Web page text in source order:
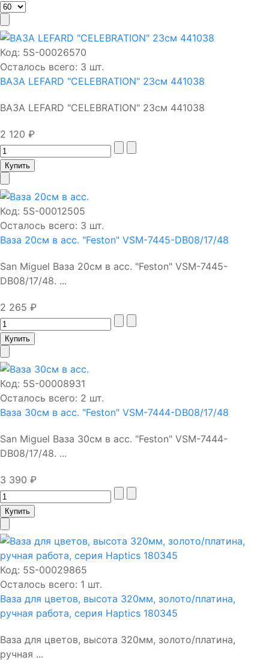
Код: 5S-00026570
Осталось всего: 3 шт.
ВАЗА LEFARD "CELEBRATION" 23см 441038
ВАЗА LEFARD "CELEBRATION" 23см 441038
2 120 ₽
Код: 5S-00012505
Осталось всего: 3 шт.
Ваза 20см в асс. "Feston" VSM-7445-DB08/17/48
San Miguel Ваза 20см в асс. "Feston" VSM-7445-
DB08/17/48. ...
2 265 ₽
Код: 5S-00008931
Осталось всего: 2 шт.
Ваза 30см в асс. "Feston" VSM-7444-DB08/17/48
San Miguel Ваза 30см в асс. "Feston" VSM-7444-
DB08/17/48. ...
3 390 ₽
Код: 5S-00029865
Осталось всего: 1 шт.
Ваза для цветов, высота 320мм, золото/платина,
ручная работа, серия Haptics 180345
Ваза для цветов, высота 320мм, золото/платина,
ручная ...